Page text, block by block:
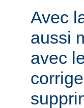
Avec
aussi
avec